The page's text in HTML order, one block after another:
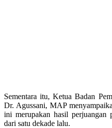
Sementara itu, Ketua Badan
Dr. Agussani, MAP
ini merupakan hasil perjuangan
dari satu dekade lalu.